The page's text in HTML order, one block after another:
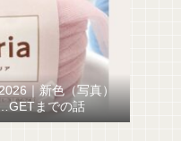
｜新色（写真）
までの話